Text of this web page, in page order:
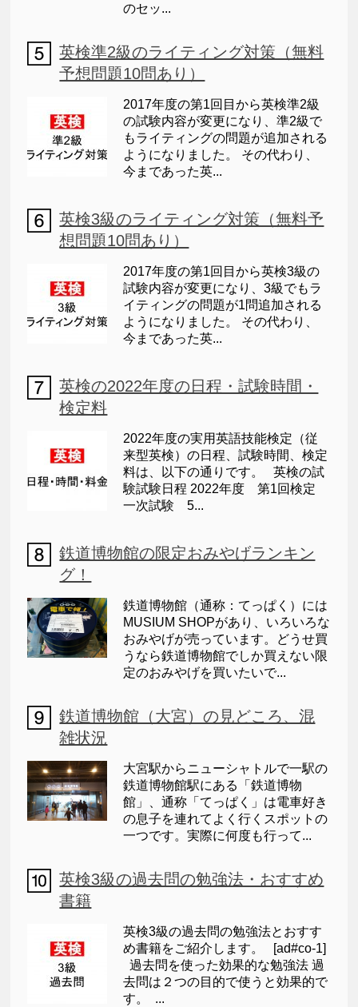
のセッ...
英検準2級のライティング対策（無料
予想問題10問あり）
2017年度の第1回目から英検準2級
の試験内容が変更になり、準2級で
もライティングの問題が追加される
ようになりました。 その代わり、
今まであった英...
英検3級のライティング対策（無料予
想問題10問あり）
2017年度の第1回目から英検3級の
試験内容が変更になり、3級でもラ
イティングの問題が1問追加される
ようになりました。 その代わり、
今まであった英...
英検の2022年度の日程・試験時間・
検定料
2022年度の実用英語技能検定（従
来型英検）の日程、試験時間、検定
料は、以下の通りです。 英検の試
験試験日程 2022年度 第1回検定
一次試験 5...
鉄道博物館の限定おみやげランキン
グ！
鉄道博物館（通称：てっぱく）には
MUSIUM SHOPがあり、いろいろな
おみやげが売っています。どうせ買
うなら鉄道博物館でしか買えない限
定のおみやげを買いたいで...
鉄道博物館（大宮）の見どころ、混
雑状況
大宮駅からニューシャトルで一駅の
鉄道博物館駅にある「鉄道博物
館」、通称「てっぱく」は電車好き
の息子を連れてよく行くスポットの
一つです。実際に何度も行って...
英検3級の過去問の勉強法・おすすめ
書籍
英検3級の過去問の勉強法とおすす
め書籍をご紹介します。 [ad#co-1]
過去問を使った効果的な勉強法 過
去問は２つの目的で使うと効果的で
す。 ...